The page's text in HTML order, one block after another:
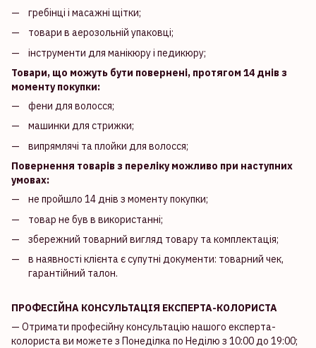
гребінці і масажні щітки;
товари в аерозольній упаковці;
інструменти для манікюру і педикюру;
Товари, що можуть бути повернені, протягом 14 днів з
моменту покупки:
фени для волосся;
машинки для стрижки;
випрямлячі та плойки для волосся;
Повернення товарів з переліку можливо при наступних
умовах:
не пройшло 14 днів з моменту покупки;
товар не був в використанні;
збережний товарний вигляд товару та комплектація;
в наявності клієнта є супутні документи: товарний чек,
гарантійний талон.
ПРОФЕСІЙНА КОНСУЛЬТАЦІЯ ЕКСПЕРТА-КОЛОРИСТА
— Отримати професійну консультацію нашого експерта-
колориста ви можете з Понеділка по Неділю з 10:00 до 19:00;